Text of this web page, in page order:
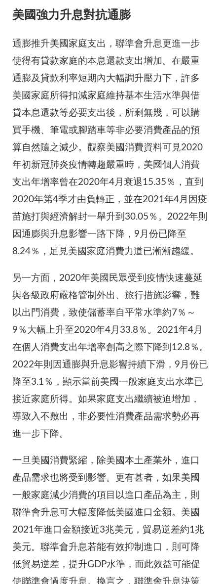
美國強力升息對抗通膨
通膨推升美國家庭支出，聯準會升息更進一步
使得有貸款家庭的本息還款支出增加。在嚴重
通膨及貸款利率短期內大幅調升壓力下，許多
美國家庭所得扣減家庭維持基本生活水準與借
貸本息還款等必要支出後，所剩無幾，可以購
買手機、筆電或腳踏車等非必要消費產品的預
算自然隨之減少。觀察美國消費資料可見2020
年初新冠肺炎疫情轉趨嚴重時，美國個人消費
支出年增率曾在2020年4月衰退15.35％，直到
2020年第4季才由負轉正，並在2021年4月因疫
苗施打與經濟解封一舉升到30.05％。2022年則
因通膨與升息影響一路下降，9月份已降至
8.24％，足見美國家庭消費力道已漸漸趨緩。
另一方面，2020年美國民眾受到疫情快速蔓延
與各級政府嚴格管制外出、旅行措施影響，難
以出門消費，致使儲蓄率自平常水準約7％～
9％大幅上升至2020年4月33.8％。2021年4月
在個人消費支出年增率創高之際下降到12.8％。
2022年則因通膨與升息影響持續下滑，9月份已
降至3.1％，顯示當前美國一般家庭支出水準已
接近家庭所得。如果家庭支出繼續被迫增加，
導致入不敷出，非必要性消費產品需求勢必再
進一步下降。
一旦美國消費緊縮，除美國本土產業外，進口
產品需求也將受到影響。更有甚者，如果美國
一般家庭減少消費的項目以進口產品為主，則
聯準會升息可大幅度降低美國進口金額。美國
2021年進口金額接近3兆美元，貿易逆差約1兆
美元。聯準會升息若能有效抑制進口，則可降
低貿易逆差，提升GDP水準，而此效益可能促
使聯準會過度升息。換言之，聯準會升息決策